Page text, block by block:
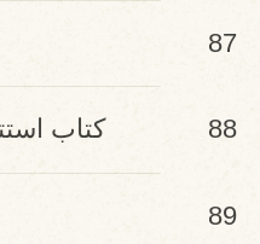
87
88 كتاب
89